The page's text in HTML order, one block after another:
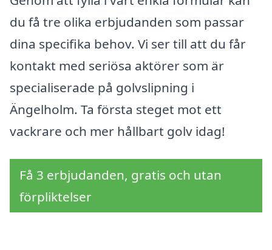
du få tre olika erbjudanden som passar
dina specifika behov. Vi ser till att du får
kontakt med seriösa aktörer som är
specialiserade på golvslipning i
Ängelholm. Ta första steget mot ett
vackrare och mer hållbart golv idag!
Få 3 erbjudanden, gratis och utan
förpliktelser